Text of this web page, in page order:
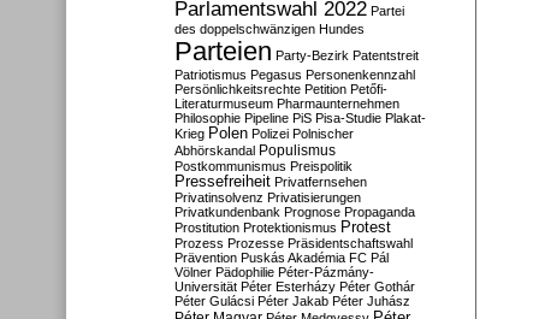
Parlamentswahl 2022 Partei
des doppelschwänzigen Hundes
Parteien Party-Bezirk Patentstreit
Patriotismus Pegasus Personenkennzahl
Persönlichkeitsrechte Petition Petőfi-
Literaturmuseum Pharmaunternehmen
Philosophie Pipeline PiS Pisa-Studie Plakat-
Krieg Polen Polizei Polnischer
Abhörskandal Populismus
Postkommunismus Preispolitik
Pressefreiheit Privatfernsehen
Privatinsolvenz Privatisierungen
Privatkundenbank Prognose Propaganda
Prostitution Protektionismus Protest
Prozess Prozesse Präsidentschaftswahl
Prävention Puskás Akadémia FC Pál
Völner Pädophilie Péter-Pázmány-
Universität Péter Esterházy Péter Gothár
Péter Gulácsi Péter Jakab Péter Juhász